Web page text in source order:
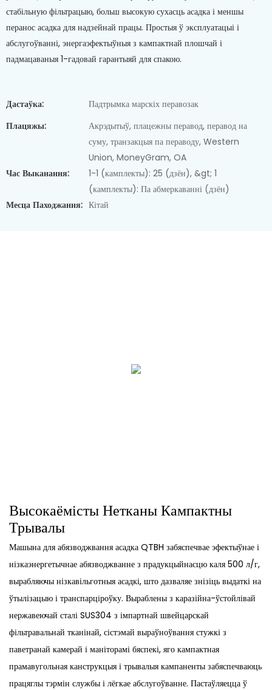
стабільную фільтрацыю, больш высокую сухасць асадка і меншы
перанос асадка для надзейнай працы. Простыя ў эксплуатацыі і
абслугоўванні, энергаэфектыўныя з кампактнай плошчай і
падмацаваныя 1-гадовай гарантыяй для спакою.
Дастаўка:
Падтрымка марскіх перавозак
Плацяжы:
Акрэдытыў, плацежны перавод, перавод на
суму, транзакцыя па пераводу, Western
Union, MoneyGram, OA
Час Выканання:
1-1 (камплекты): 25 (дзён), &gt; 1
(камплекты): Па абмеркаванні (дзён)
Месца Паходжання: Кітай
Высокаёмісты Нетканы Кампактны
Трывалы
Машына для абязводжвання асадка QTBH забяспечвае эфектыўнае і
нізкаэнергетычнае абязводжванне з прадукцыйнасцю каля 500 л/г,
вырабляючы нізкавільготныя асадкі, што дазваляе знізіць выдаткі на
ўтылізацыю і транспарціроўку. Выраблены з каразійна-ўстойлівай
нержавеючай сталі SUS304 з імпартнай швейцарскай
фільтравальнай тканінай, сістэмай выраўноўвання стужкі з
паветранай камерай і маніторамі бяспекі, яго кампактная
прамавугольная канструкцыя і трывалыя кампаненты забяспечваюць
працяглы тэрмін службы і лёгкае абслугоўванне. Пастаўляецца ў